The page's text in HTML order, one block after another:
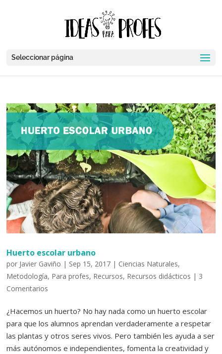
Seleccionar página
Huerto escolar urbano
por Javier Gaviño | Sep 15, 2017 | Ciencias Naturales,
Metodología, Para profes, Recursos, Recursos didácticos | 3
Comentarios
¿Hacemos un huerto? No hay nada como un huerto escolar
para que los alumnos aprendan verdaderamente a respetar
las plantas y otros seres vivos. Pero también les ayuda a ser
más autónomos e independientes, fomenta la creatividad y